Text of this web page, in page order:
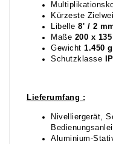
Kürzeste
Libelle 8' / 2
Maße 200 x
Gewicht 1.450 g
Schutzklasse
Lieferumfang :
Nivelliergerät,
Aluminium-